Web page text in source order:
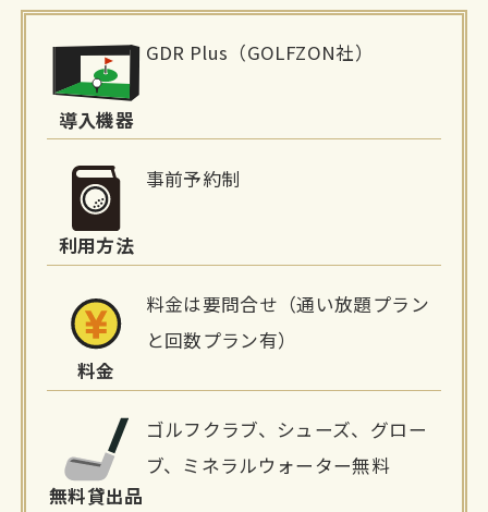
報
導入機器
GDR Plus（GOLFZON社）
利用方法
事前予約制
料金
料金は要問合せ（通い放題プラン
と回数プラン有）
無料貸出品
ゴルフクラブ、シューズ、グロー
ブ、ミネラルウォーター無料